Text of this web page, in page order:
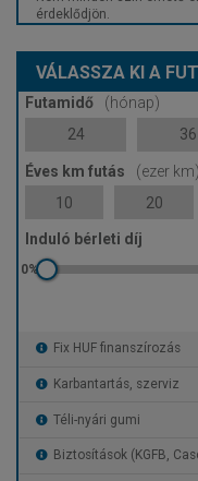
érdeklődjön.
VÁLASSZA KI A
Futamidő
(hónap)
24
36
Éves km futás
(ezer km)
10
20
Induló bérleti díj
Fix HUF finanszírozás
Karbantartás, szerviz
Téli-nyári gumi
Biztosítások (KGFB,